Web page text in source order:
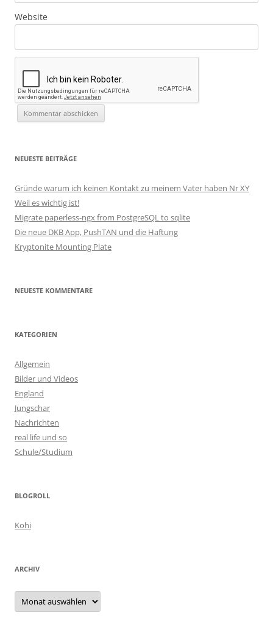
Website
NEUESTE BEITRÄGE
Gründe warum ich keinen Kontakt zu meinem Vater haben Nr XY
Weil es wichtig ist!
Migrate paperless-ngx from PostgreSQL to sqlite
Die neue DKB App, PushTAN und die Haftung
Kryptonite Mounting Plate
NEUESTE KOMMENTARE
KATEGORIEN
Allgemein
Bilder und Videos
England
Jungschar
Nachrichten
real life und so
Schule/Studium
BLOGROLL
Kohi
ARCHIV
Archiv